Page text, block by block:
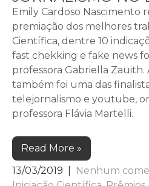
Emily Cardoso Nascimento
premiação dos melhores
Científica, dentre 10
fast chekking e fake news
professora Gabriella Zauith.
também foi uma das
telejornalismo e youtube,
professora Flávia Martelli.
Read More »
13/03/2019
Nenhum